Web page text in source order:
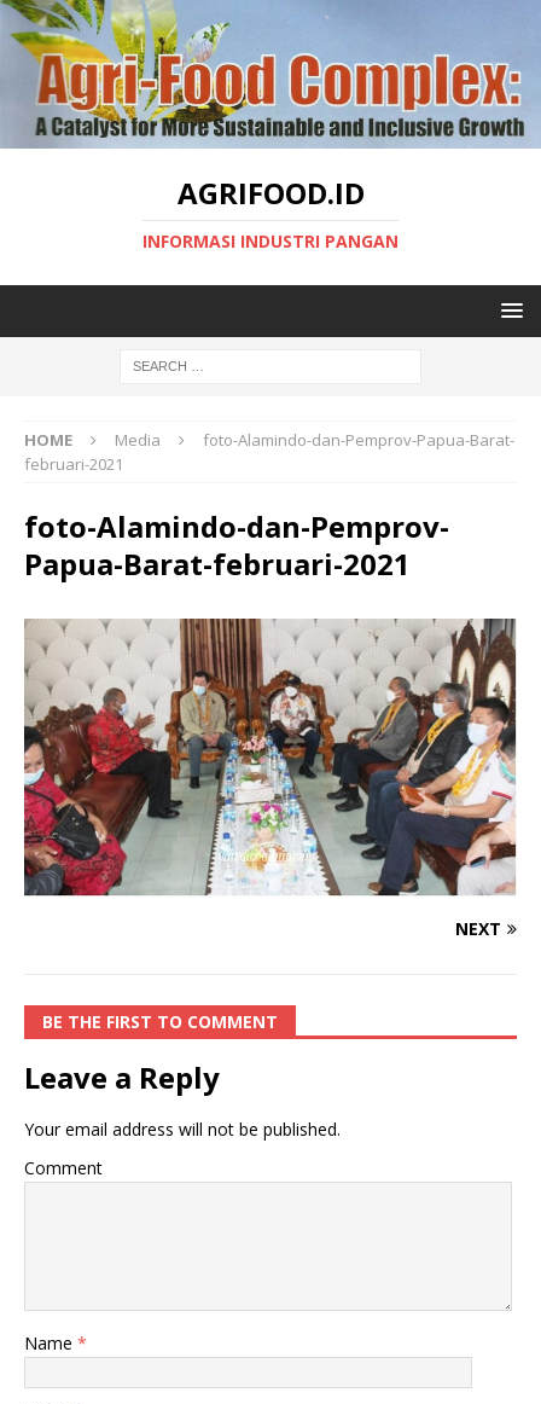
AGRIFOOD.ID
INFORMASI INDUSTRI PANGAN
HOME Media
foto-Alamindo-dan-Pemprov-Papua-Barat-
februari-2021
foto-Alamindo-dan-Pemprov-
Papua-Barat-februari-2021
NEXT
BE THE FIRST TO COMMENT
Leave a Reply
Your email address will not be published.
Comment
Name *